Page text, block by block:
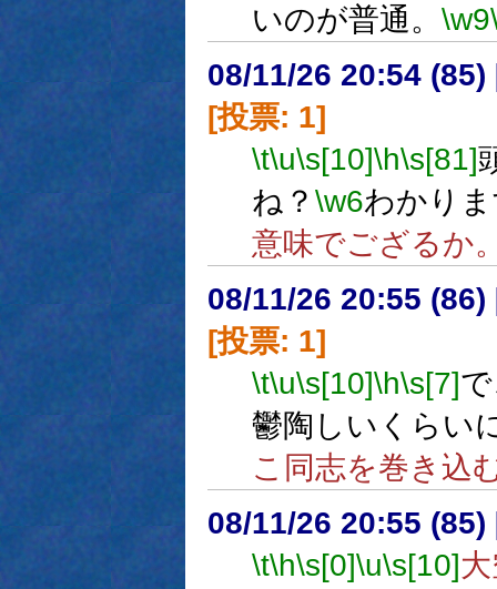
いのが普通。 \w9
08/11/26 20:54 (85)
[投票: 1]
\t\u\s[10]\h\s[81]
ね？ \w6わかり
意味でござるか
08/11/26 20:55 (86)
[投票: 1]
\t\u\s[10]\h\s[7]
鬱陶しいくらい
こ同志を巻き込
08/11/26 20:55 (85)
\t\h\s[0]\u\s[10]